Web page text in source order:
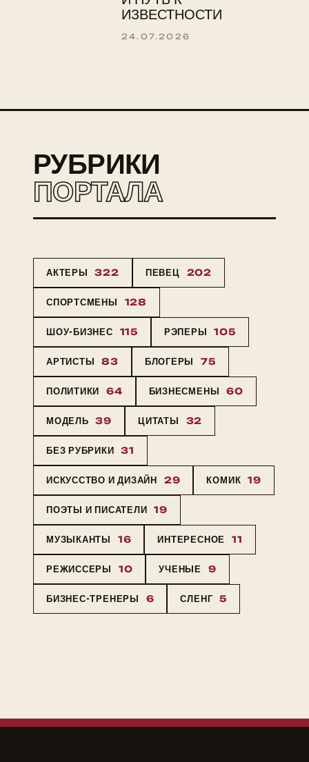
ИЗВЕСТНОСТИ
24.07.2026
РУБРИКИ
ПОРТАЛА
АКТЕРЫ 322 ПЕВЕЦ 202
СПОРТСМЕНЫ 128
ШОУ-БИЗНЕС 115 РЭПЕРЫ 105
АРТИСТЫ 83 БЛОГЕРЫ 75
ПОЛИТИКИ 64 БИЗНЕСМЕНЫ 60
МОДЕЛЬ 39 ЦИТАТЫ 32
БЕЗ РУБРИКИ 31
ИСКУССТВО И ДИЗАЙН 29 КОМИК 19
ПОЭТЫ И ПИСАТЕЛИ 19
МУЗЫКАНТЫ 16 ИНТЕРЕСНОЕ 11
РЕЖИССЕРЫ 10 УЧЕНЫЕ 9
БИЗНЕС-ТРЕНЕРЫ 6 СЛЕНГ 5